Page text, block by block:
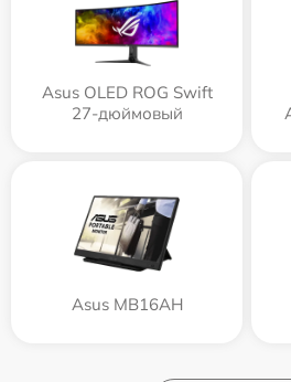
Asus OLED ROG Swift
27-дюймовый
Asus MB16AH